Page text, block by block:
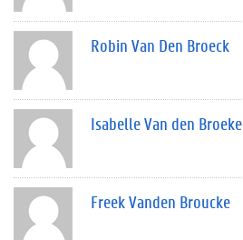
Robin Van Den Broeck
Isabelle Van den Broeke
Freek Vanden Broucke